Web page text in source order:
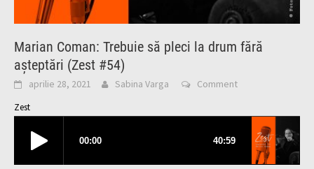
Marian Coman: Trebuie să pleci la drum fără
așteptări (Zest #54)
aprilie 28, 2021 Sabina Varga Comment
Zest